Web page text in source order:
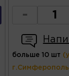
-
больше 10 шт